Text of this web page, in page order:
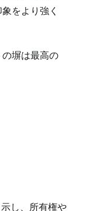
をより強く
塀は最高の
し、所有権や